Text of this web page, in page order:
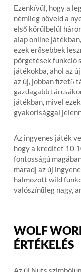
Ezenkívül, hogy a
némileg növeld a
első körülbelül
alap online
ezek erősebbek
pörgetések funkció
játékokba, ahol az
az új, jobban fizető
gazdagabb
játékban, mivel
gyakorisággal
Az ingyenes játék
hogy a kreditet 10
fontosságú
maradj az új
halmozott wild
valószínűleg nagy,
WOLF
ÉRTÉKELÉS
Az új Nuts